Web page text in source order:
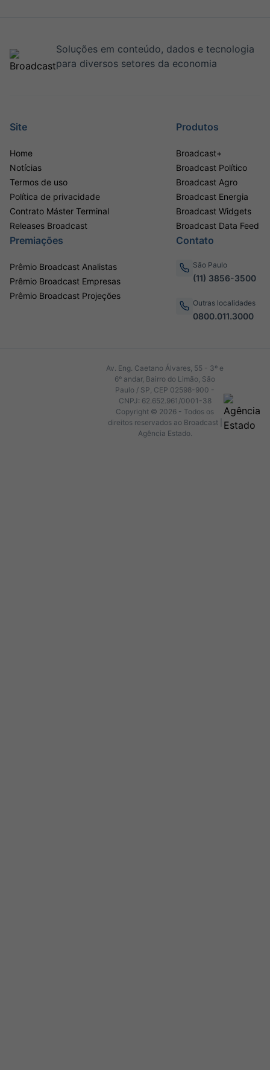
Soluções em conteúdo, dados e tecnologia
para diversos setores da economia
Site
Home
Notícias
Termos de uso
Política de privacidade
Contrato Máster Terminal
Releases Broadcast
Produtos
Broadcast+
Broadcast Político
Broadcast Agro
Broadcast Energia
Broadcast Widgets
Broadcast Data Feed
Premiações
Prêmio Broadcast Analistas
Prêmio Broadcast Empresas
Prêmio Broadcast Projeções
Contato
São Paulo
(11) 3856-3500
Outras localidades
0800.011.3000
Av. Eng. Caetano Álvares, 55 - 3º e
6º andar, Bairro do Limão, São
Paulo / SP, CEP 02598-900 -
CNPJ: 62.652.961/0001-38
Copyright © 2026 - Todos os
direitos reservados ao Broadcast |
Agência Estado.